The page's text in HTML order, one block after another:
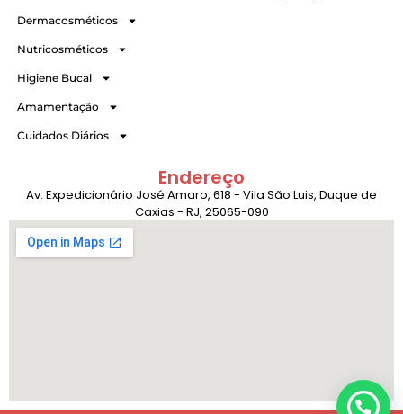
Dermacosméticos
Nutricosméticos
Higiene Bucal
Amamentação
Cuidados Diários
Endereço
Av. Expedicionário José Amaro, 618 - Vila São Luis, Duque de
Caxias - RJ, 25065-090